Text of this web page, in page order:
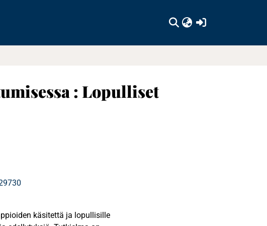
: Lopulliset
käsitettä ja lopullisille